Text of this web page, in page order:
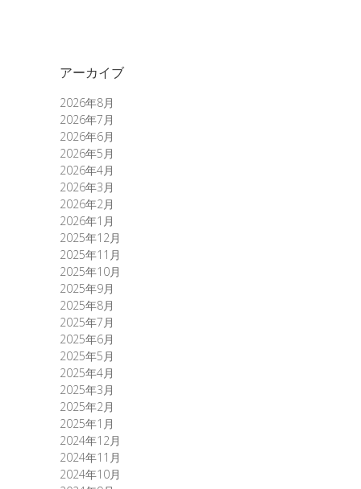
アーカイブ
2026年8月
2026年7月
2026年6月
2026年5月
2026年4月
2026年3月
2026年2月
2026年1月
2025年12月
2025年11月
2025年10月
2025年9月
2025年8月
2025年7月
2025年6月
2025年5月
2025年4月
2025年3月
2025年2月
2025年1月
2024年12月
2024年11月
2024年10月